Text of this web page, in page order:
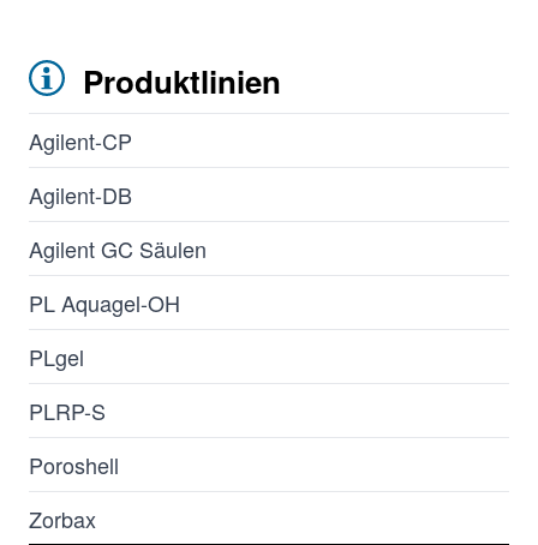
Produktlinien
Agilent-CP
Agilent-DB
Agilent GC Säulen
PL Aquagel-OH
PLgel
PLRP-S
Poroshell
Zorbax